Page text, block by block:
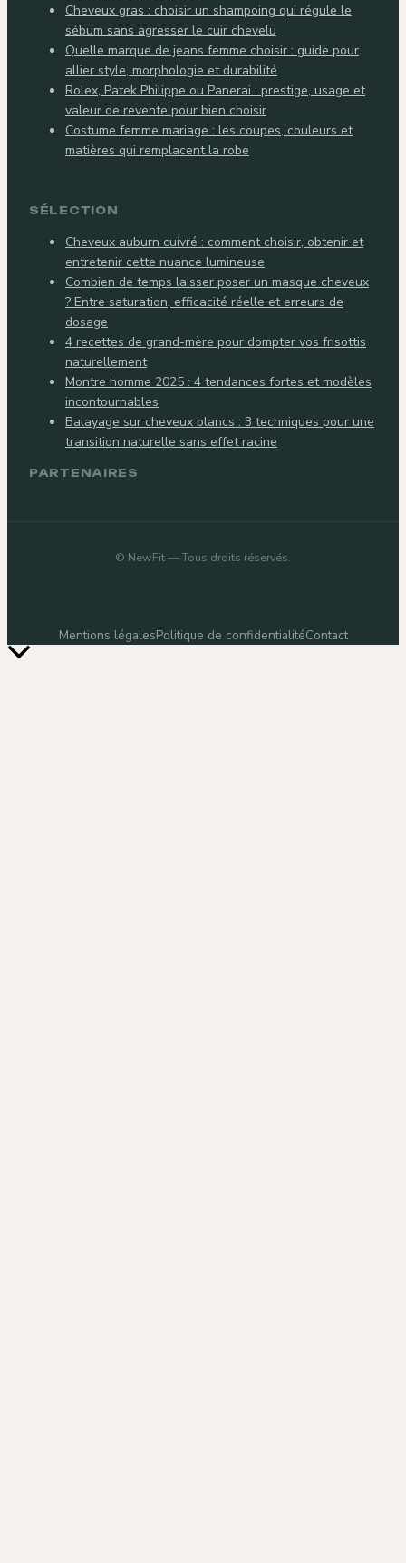
Cheveux gras : choisir un shampoing qui régule le
sébum sans agresser le cuir chevelu
Quelle marque de jeans femme choisir : guide pour
allier style, morphologie et durabilité
Rolex, Patek Philippe ou Panerai : prestige, usage et
valeur de revente pour bien choisir
Costume femme mariage : les coupes, couleurs et
matières qui remplacent la robe
SÉLECTION
Cheveux auburn cuivré : comment choisir, obtenir et
entretenir cette nuance lumineuse
Combien de temps laisser poser un masque cheveux
? Entre saturation, efficacité réelle et erreurs de
dosage
4 recettes de grand-mère pour dompter vos frisottis
naturellement
Montre homme 2025 : 4 tendances fortes et modèles
incontournables
Balayage sur cheveux blancs : 3 techniques pour une
transition naturelle sans effet racine
PARTENAIRES
© NewFit— Tous droits réservés.
Mentions légalesPolitique de confidentialitéContact